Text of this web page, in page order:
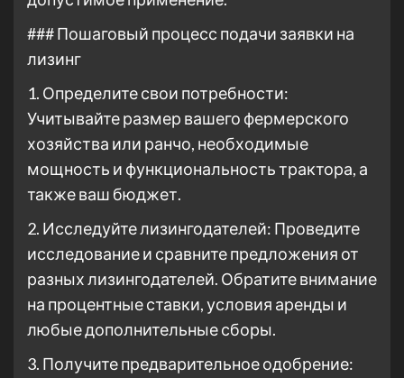
### Пошаговый процесс подачи заявки на
лизинг
1. Определите свои потребности:
Учитывайте размер вашего фермерского
хозяйства или ранчо, необходимые
мощность и функциональность трактора, а
также ваш бюджет.
2. Исследуйте лизингодателей: Проведите
исследование и сравните предложения от
разных лизингодателей. Обратите внимание
на процентные ставки, условия аренды и
любые дополнительные сборы.
3. Получите предварительное одобрение: